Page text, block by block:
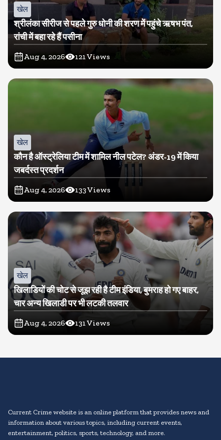
खेल
श्रीलंका सीरीज से पहले गुरु धोनी की शरण में पहुंचे ऋषभ पंत,
रांची में बहा रहे हैं पसीना
Aug 4, 2026 121Views
खेल
कौन है ऑस्ट्रेलिया टीम में शामिल नील पटेल? अंडर-19 में किया
जबर्दस्त प्रदर्शन
Aug 4, 2026 133Views
खेल
खिलाडियों की चोट से जूझ रही है टीम इंडिया, बुमराह हो गए बाहर,
चार अन्य खिलाडी पर भी लटकी तलवार
Aug 4, 2026 131Views
Current Crime website is an online platform that provides news and
information about various topics, including current events,
entertainment, politics, sports, technology, and more.